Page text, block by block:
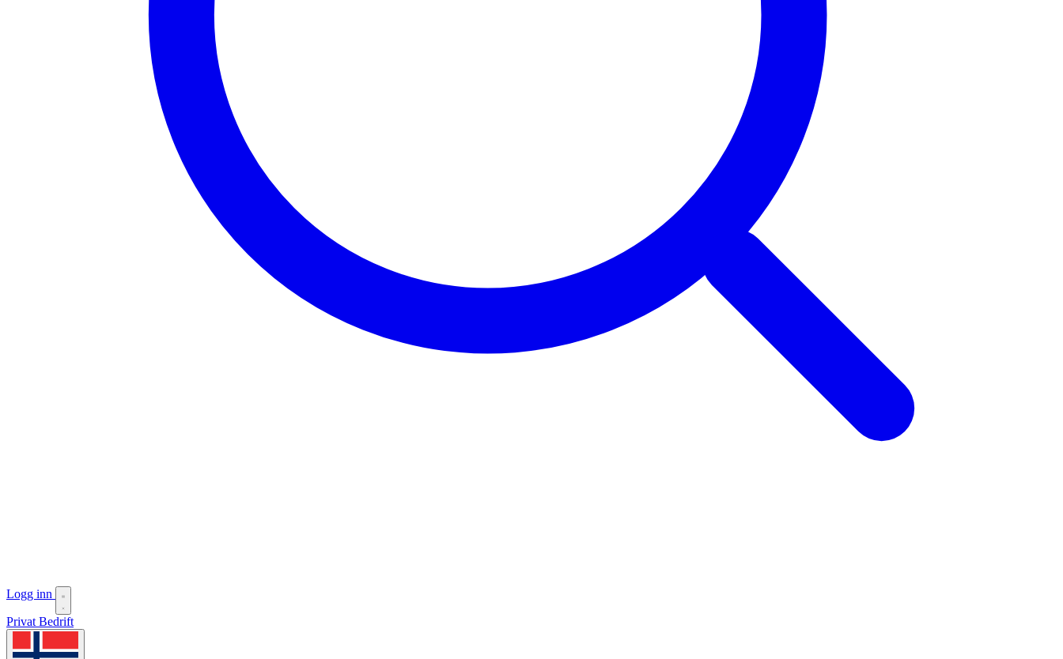
Logg inn
Privat Bedrift